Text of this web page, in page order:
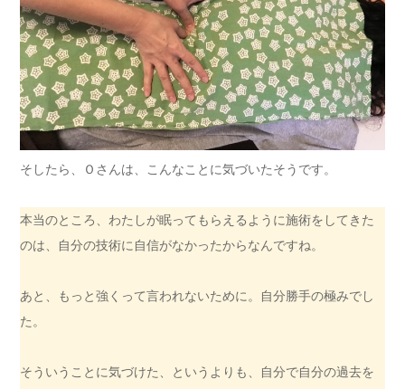
そしたら、Ｏさんは、こんなことに気づいたそうです。
本当のところ、わたしが眠ってもらえるように施術をしてきた
のは、自分の技術に自信がなかったからなんですね。
あと、もっと強くって言われないために。自分勝手の極みでし
た。
そういうことに気づけた、というよりも、自分で自分の過去を